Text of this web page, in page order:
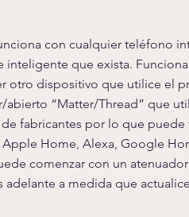
con cualquier teléfono
inteligente que exista.
otro dispositivo que utilice el
abierto “Matter/Thread” que
de fabricantes por lo que puede
Apple Home, Alexa, Google
comenzar con un
adelante a medida que